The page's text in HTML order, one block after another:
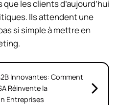
les clients d’aujourd’hui
Ils attendent une
si simple à mettre en
Innovantes: Comment
Réinvente la
Entreprises